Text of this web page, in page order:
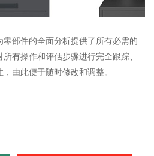
零部件的全面分析提供了所有必需的
有操作和评估步骤进行完全跟踪、
由此便于随时修改和调整。